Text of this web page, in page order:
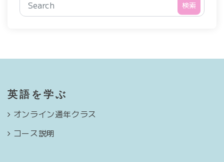
検索
英語を学ぶ
オンライン通年クラス
コース説明